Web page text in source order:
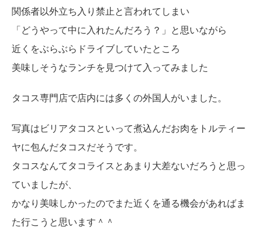
関係者以外立ち入り禁止と言われてしまい
「どうやって中に入れたんだろう？」と思いながら
近くをぶらぶらドライブしていたところ
美味しそうなランチを見つけて入ってみました
タコス専門店で店内には多くの外国人がいました。
写真はビリアタコスといって煮込んだお肉をトルティー
ヤに包んだタコスだそうです。
タコスなんてタコライスとあまり大差ないだろうと思っ
ていましたが、
かなり美味しかったのでまた近くを通る機会があればま
た行こうと思います＾＾